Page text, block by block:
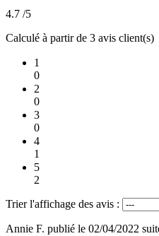
4.7 /5
Calculé à partir de 3 avis client(s)
1
0
2
0
3
0
4
1
5
2
Trier l'affichage des avis :
Annie F. publié le 02/04/2022